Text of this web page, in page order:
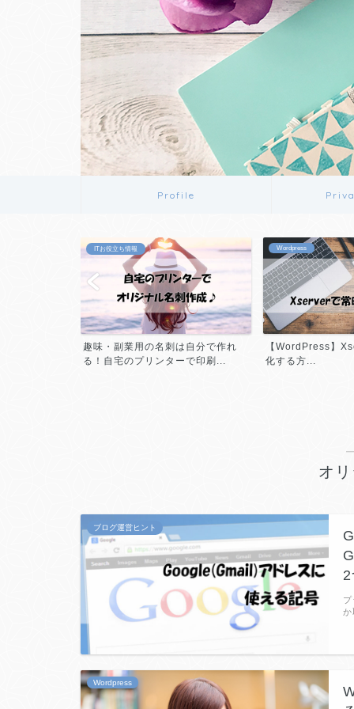
Profile
ITお役立ち情報
趣味・副業用の名刺は自分で作れ
る！自宅のプリンターで印刷...
Wordpress
【WordPress】
化する方...
オ
ブログ運営ヒント
か
Wordpress